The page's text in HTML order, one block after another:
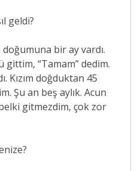
geldi?
doğumuna bir ay vardı.
gittim, “Tamam” dedim.
Kızım doğduktan 45
Şu an beş aylık. Acun
gitmezdim, çok zor